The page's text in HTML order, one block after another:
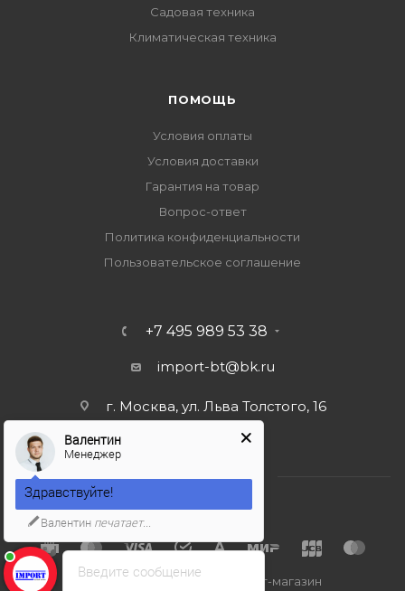
Садовая техника
Климатическая техника
ПОМОЩЬ
Условия оплаты
Условия доставки
Гарантия на товар
Вопрос-ответ
Политика конфиденциальности
Пользовательское соглашение
+7 495 989 53 38
import-bt@bk.ru
г. Москва, ул. Льва Толстого, 16
2026 © Import-bt.ru - интернет-магазин
Введите сообщение
Валентин
Менеджер
Здравствуйте!
Валентин печатает...